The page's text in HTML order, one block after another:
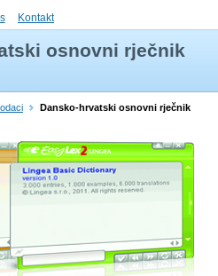
Kontakt
osnovni rječnik
Dansko-hrvatski osnovni rječnik